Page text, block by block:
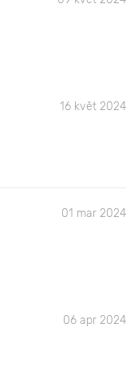
16 květ 2024
01 mar 2024
06 apr 2024